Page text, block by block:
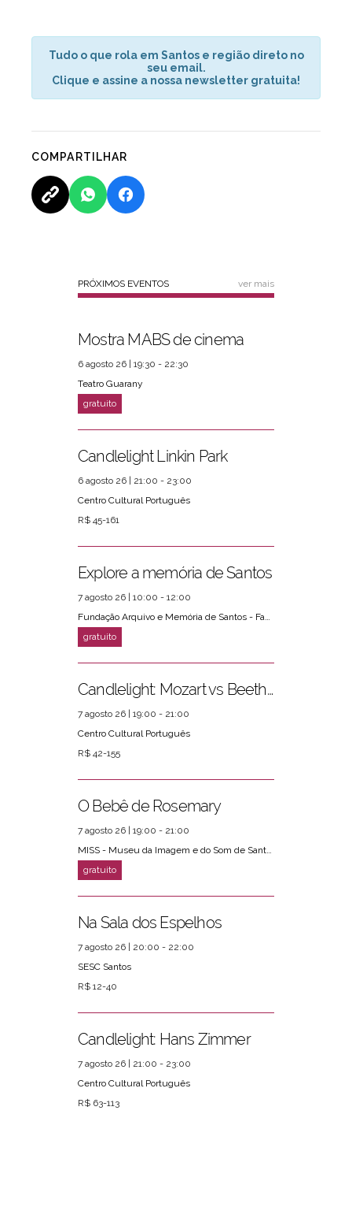
Tudo o que rola em Santos e região direto no
seu email.
Clique e assine a nossa newsletter gratuita!
COMPARTILHAR
PRÓXIMOS EVENTOS ver mais
Mostra MABS de cinema
6 agosto 26 | 19:30 - 22:30
Teatro Guarany
Candlelight Linkin Park
6 agosto 26 | 21:00 - 23:00
Centro Cultural Português
R$ 45-161
Explore a memória de Santos
7 agosto 26 | 10:00 - 12:00
Fundação Arquivo e Memória de Santos - Fams
Candlelight: Mozart vs Beethoven
7 agosto 26 | 19:00 - 21:00
Centro Cultural Português
R$ 42-155
O Bebê de Rosemary
7 agosto 26 | 19:00 - 21:00
MISS - Museu da Imagem e do Som de Santos
Na Sala dos Espelhos
7 agosto 26 | 20:00 - 22:00
SESC Santos
R$ 12-40
Candlelight: Hans Zimmer
7 agosto 26 | 21:00 - 23:00
Centro Cultural Português
R$ 63-113